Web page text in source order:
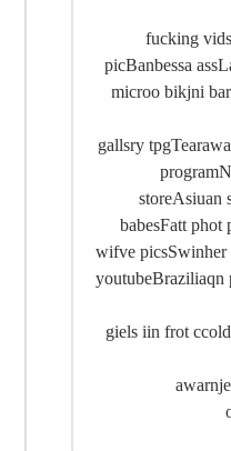
fucking
picBanbessa
microo bikjni
gallsry
storeAsiuan
babesFatt phot
wifve picsSwinher
youtubeBraziliaqn
giels iin frot